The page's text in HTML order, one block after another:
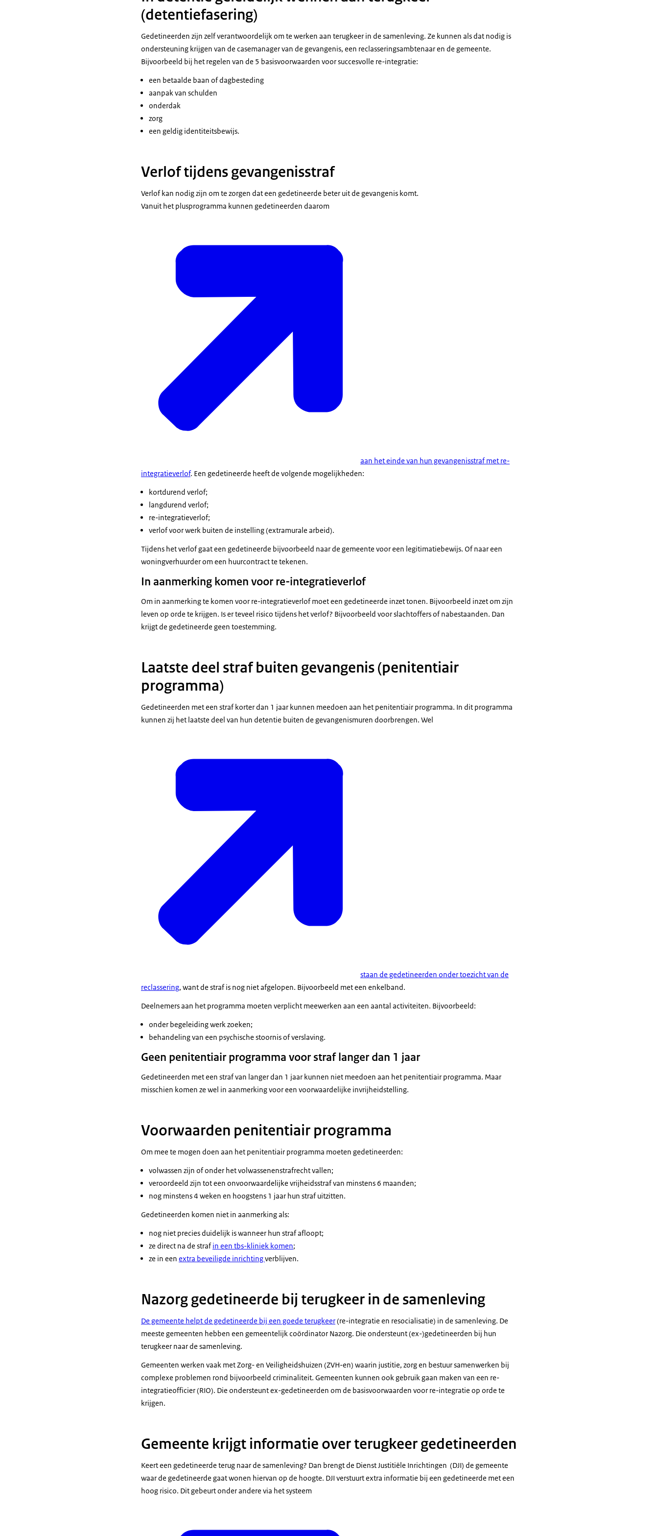
(detentiefasering)
Gedetineerden zijn zelf verantwoordelijk om te werken aan terugkeer in de samenleving. Ze kunnen als dat nodig is
ondersteuning krijgen van de casemanager van de gevangenis, een reclasseringsambtenaar en de gemeente.
Bijvoorbeeld bij het regelen van de 5 basisvoorwaarden voor succesvolle re-integratie:
een betaalde baan of dagbesteding
aanpak van schulden
onderdak
zorg
een geldig identiteitsbewijs.
Verlof tijdens gevangenisstraf
Verlof kan nodig zijn om te zorgen dat een gedetineerde beter uit de gevangenis komt.
Vanuit het plusprogramma kunnen gedetineerden daarom
aan het einde van hun gevangenisstraf met re-
integratieverlof. Een gedetineerde heeft de volgende mogelijkheden:
kortdurend verlof;
langdurend verlof;
re-integratieverlof;
verlof voor werk buiten de instelling (extramurale arbeid).
Tijdens het verlof gaat een gedetineerde bijvoorbeeld naar de gemeente voor een legitimatiebewijs. Of naar een
woningverhuurder om een huurcontract te tekenen.
In aanmerking komen voor re-integratieverlof
Om in aanmerking te komen voor re-integratieverlof moet een gedetineerde inzet tonen. Bijvoorbeeld inzet om zijn
leven op orde te krijgen. Is er teveel risico tijdens het verlof? Bijvoorbeeld voor slachtoffers of nabestaanden. Dan
krijgt de gedetineerde geen toestemming.
Laatste deel straf buiten gevangenis (penitentiair
programma)
Gedetineerden met een straf korter dan 1 jaar kunnen meedoen aan het penitentiair programma. In dit programma
kunnen zij het laatste deel van hun detentie buiten de gevangenismuren doorbrengen. Wel
staan de gedetineerden onder toezicht van de
reclassering, want de straf is nog niet afgelopen. Bijvoorbeeld met een enkelband.
Deelnemers aan het programma moeten verplicht meewerken aan een aantal activiteiten. Bijvoorbeeld:
onder begeleiding werk zoeken;
behandeling van een psychische stoornis of verslaving.
Geen penitentiair programma voor straf langer dan 1 jaar
Gedetineerden met een straf van langer dan 1 jaar kunnen niet meedoen aan het penitentiair programma. Maar
misschien komen ze wel in aanmerking voor een voorwaardelijke invrijheidstelling.
Voorwaarden penitentiair programma
Om mee te mogen doen aan het penitentiair programma moeten gedetineerden:
volwassen zijn of onder het volwassenenstrafrecht vallen;
veroordeeld zijn tot een onvoorwaardelijke vrijheidsstraf van minstens 6 maanden;
nog minstens 4 weken en hoogstens 1 jaar hun straf uitzitten.
Gedetineerden komen niet in aanmerking als:
nog niet precies duidelijk is wanneer hun straf afloopt;
ze direct na de strafin een tbs-kliniek komen;
ze in een extra beveiligde inrichtingverblijven.
Nazorg gedetineerde bij terugkeer in de samenleving
De gemeente helpt de gedetineerde bij een goede terugkeer(re-integratie en resocialisatie) in de samenleving. De
meeste gemeenten hebben een gemeentelijk coördinator Nazorg. Die ondersteunt (ex-)gedetineerden bij hun
terugkeer naar de samenleving.
Gemeenten werken vaak met Zorg- en Veiligheidshuizen (ZVH-en) waarin justitie, zorg en bestuur samenwerken bij
complexe problemen rond bijvoorbeeld criminaliteit. Gemeenten kunnen ook gebruik gaan maken van een re-
integratieofficier (RIO). Die ondersteunt ex-gedetineerden om de basisvoorwaarden voor re-integratie op orde te
krijgen.
Gemeente krijgt informatie over terugkeer gedetineerden
Keert een gedetineerde terug naar de samenleving? Dan brengt de Dienst Justitiële Inrichtingen (DJI) de gemeente
waar de gedetineerde gaat wonen hiervan op de hoogte. DJI verstuurt extra informatie bij een gedetineerde met een
hoog risico. Dit gebeurt onder andere via het systeem